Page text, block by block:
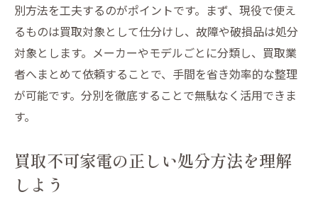
別方法を工夫するのがポイントです。まず、現役で使え
るものは買取対象として仕分けし、故障や破損品は処分
対象とします。メーカーやモデルごとに分類し、買取業
者へまとめて依頼することで、手間を省き効率的な整理
が可能です。分別を徹底することで無駄なく活用できま
す。
買取不可家電の正しい処分方法を理解
しよう